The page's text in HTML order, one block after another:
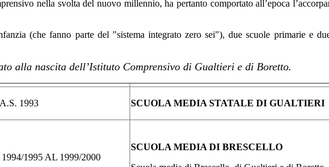
nella svolta del nuovo millennio, ha pertanto comportato all’epoca
(che fanno parte del "sistema integrato zero sei"), due scuole primarie e
alla nascita dell’Istituto Comprensivo di Gualtieri e di Boretto.
1993 SCUOLA MEDIA STATALE DI GUALTIERI
1995 AL 1999/2000
SCUOLA MEDIA DI BRESCELLO